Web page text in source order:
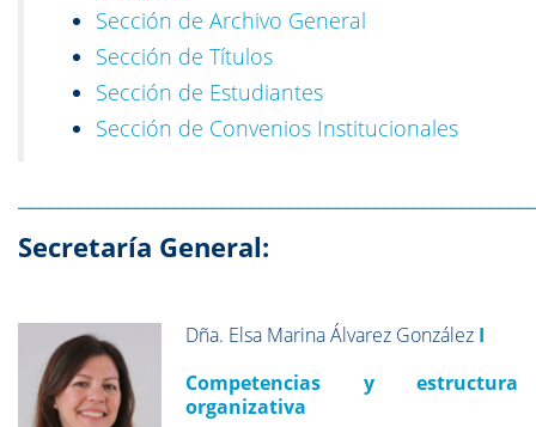
Sección de Archivo General
Sección de Títulos
Sección de Estudiantes
Sección de Convenios Institucionales
Secretaría General:
Dña. Elsa Marina Álvarez González I
Competencias y estructura
organizativa